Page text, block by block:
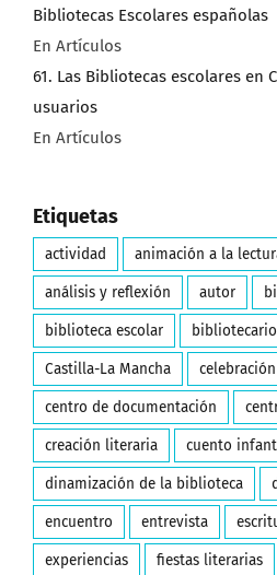
Bibliotecas Escolares españolas
En Artículos
61. Las Bibliotecas escolares en
usuarios
En Artículos
Etiquetas
actividad animación a la
análisis y reflexión autor
biblioteca escolar bibliotecario
Castilla-La Mancha celebración
centro de documentación
creación literaria cuento
dinamización de la biblioteca
encuentro entrevista
experiencias fiestas literarias